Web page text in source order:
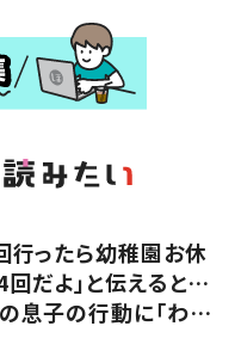
行ったら幼稚園お休
4回だよ」と伝えると…
息子の行動に「わか